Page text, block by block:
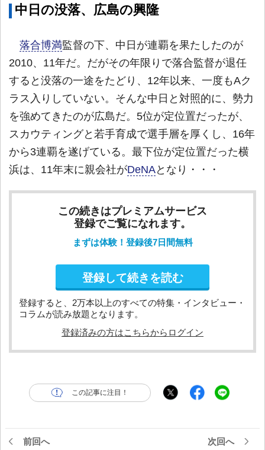
中日の没落、広島の興隆
落合博満監督の下、中日が連覇を果たしたのが
2010、11年だ。だがその年限りで落合監督が退任
すると没落の一途をたどり、12年以来、一度もAク
ラス入りしていない。そんな中日と対照的に、勢力
を強めてきたのが広島だ。5位が定位置だったが、
スカウティングと若手育成で選手層を厚くし、16年
から3連覇を遂げている。最下位が定位置だった横
浜は、11年末に親会社がDeNAとなり・・・
この続きはプレミアムサービス
登録でご覧になれます。
まずは体験！登録後7日間無料
登録して続きを読む
登録すると、2万本以上のすべての特集・インタビュー・
コラムが読み放題となります。
登録済みの方はこちらからログイン
この記事に注目！
前回へ 次回へ